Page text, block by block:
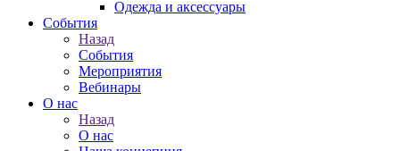
Одежда и аксессуары
События
Назад
События
Мероприятия
Вебинары
О нас
Назад
О нас